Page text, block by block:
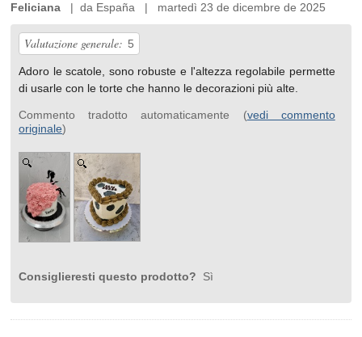
Feliciana | da España | martedì 23 de dicembre de 2025
Valutazione generale: 5
Adoro le scatole, sono robuste e l'altezza regolabile permette
di usarle con le torte che hanno le decorazioni più alte.
Commento tradotto automaticamente (vedi commento
originale)
Consiglieresti questo prodotto? Sì